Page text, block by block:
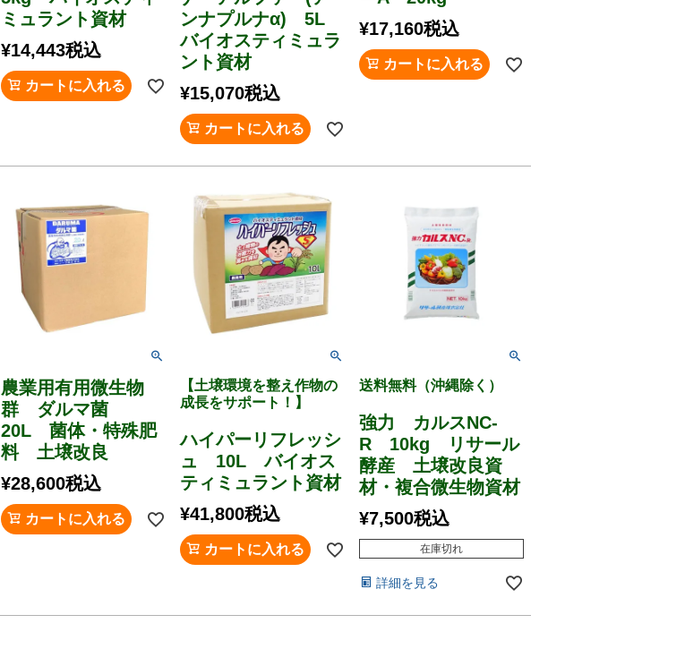
ミュラント資材
¥14,443税込
カートに入れる
ンナプルナα) 5L
バイオスティミュラ
ント資材
¥15,070税込
カートに入れる
¥17,160税込
カートに入れる
農業用有用微生物
群 ダルマ菌
20L 菌体・特殊肥
料 土壌改良
¥28,600税込
カートに入れる
【土壌環境を整え作物の
成長をサポート！】
ハイパーリフレッシ
ュ 10L バイオス
ティミュラント資材
¥41,800税込
カートに入れる
送料無料（沖縄除く）
強力 カルスNC-
R 10kg リサール
酵産 土壌改良資
材・複合微生物資材
¥7,500税込
在庫切れ
詳細を見る